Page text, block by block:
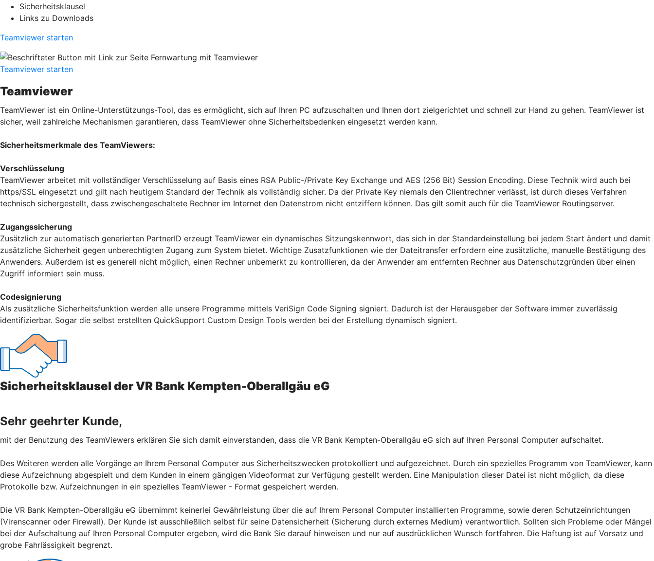
Sicherheitsklausel
Links zu Downloads
Teamviewer starten
Teamviewer starten
Teamviewer
TeamViewer ist ein Online-Unterstützungs-Tool, das es ermöglicht, sich auf Ihren PC aufzuschalten und Ihnen dort zielgerichtet und schnell zur Hand zu gehen. TeamViewer ist
sicher, weil zahlreiche Mechanismen garantieren, dass TeamViewer ohne Sicherheitsbedenken eingesetzt werden kann.
Sicherheitsmerkmale des TeamViewers:
Verschlüsselung
TeamViewer arbeitet mit vollständiger Verschlüsselung auf Basis eines RSA Public-/Private Key Exchange und AES (256 Bit) Session Encoding. Diese Technik wird auch bei
https/SSL eingesetzt und gilt nach heutigem Standard der Technik als vollständig sicher. Da der Private Key niemals den Clientrechner verlässt, ist durch dieses Verfahren
technisch sichergestellt, dass zwischengeschaltete Rechner im Internet den Datenstrom nicht entziffern können. Das gilt somit auch für die TeamViewer Routingserver.
Zugangssicherung
Zusätzlich zur automatisch generierten PartnerID erzeugt TeamViewer ein dynamisches Sitzungskennwort, das sich in der Standardeinstellung bei jedem Start ändert und damit
zusätzliche Sicherheit gegen unberechtigten Zugang zum System bietet. Wichtige Zusatzfunktionen wie der Dateitransfer erfordern eine zusätzliche, manuelle Bestätigung des
Anwenders. Außerdem ist es generell nicht möglich, einen Rechner unbemerkt zu kontrollieren, da der Anwender am entfernten Rechner aus Datenschutzgründen über einen
Zugriff informiert sein muss.
Codesignierung
Als zusätzliche Sicherheitsfunktion werden alle unsere Programme mittels VeriSign Code Signing signiert. Dadurch ist der Herausgeber der Software immer zuverlässig
identifizierbar. Sogar die selbst erstellten QuickSupport Custom Design Tools werden bei der Erstellung dynamisch signiert.
Sicherheitsklausel der VR Bank Kempten-Oberallgäu eG
Sehr geehrter Kunde,
mit der Benutzung des TeamViewers erklären Sie sich damit einverstanden, dass die VR Bank Kempten-Oberallgäu eG sich auf Ihren Personal Computer aufschaltet.
Des Weiteren werden alle Vorgänge an Ihrem Personal Computer aus Sicherheitszwecken protokolliert und aufgezeichnet. Durch ein spezielles Programm von TeamViewer, kann
diese Aufzeichnung abgespielt und dem Kunden in einem gängigen Videoformat zur Verfügung gestellt werden. Eine Manipulation dieser Datei ist nicht möglich, da diese
Protokolle bzw. Aufzeichnungen in ein spezielles TeamViewer - Format gespeichert werden.
Die VR Bank Kempten-Oberallgäu eG übernimmt keinerlei Gewährleistung über die auf Ihrem Personal Computer installierten Programme, sowie deren Schutzeinrichtungen
(Virenscanner oder Firewall). Der Kunde ist ausschließlich selbst für seine Datensicherheit (Sicherung durch externes Medium) verantwortlich. Sollten sich Probleme oder Mängel
bei der Aufschaltung auf Ihren Personal Computer ergeben, wird die Bank Sie darauf hinweisen und nur auf ausdrücklichen Wunsch fortfahren. Die Haftung ist auf Vorsatz und
grobe Fahrlässigkeit begrenzt.